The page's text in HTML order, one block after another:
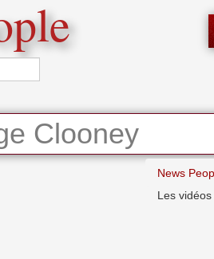
Clooney
News
Les